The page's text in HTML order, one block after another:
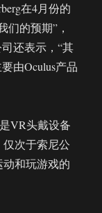
在4月份的
们的预期”，
还表示，“其
由Oculus产品
VR头戴设备
次于索尼公
和玩游戏的